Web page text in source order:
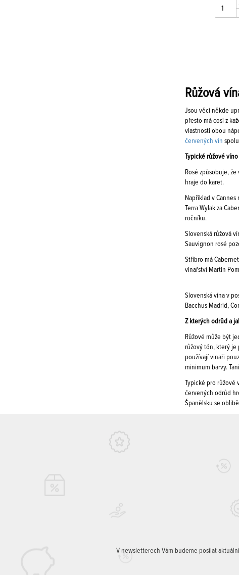
Růžová
Jsou věci někde
přesto má cosi z
vlastnosti obou
červených vín
Typické růžové
Rosé způsobuje,
hraje do karet.
Například v
Terra Wylak za
ročníku.
Slovenská růžová
Sauvignon rosé
Stříbro má
vinařství Martin
Slovenská vína v
Bacchus Madrid,
Z kterých odrůd a
Růžové může být
růžový tón, který je
používají vinaři
minimum barvy.
Typické pro
červených odrůd
Španělsku se
V newsletterech Vám budeme posílat